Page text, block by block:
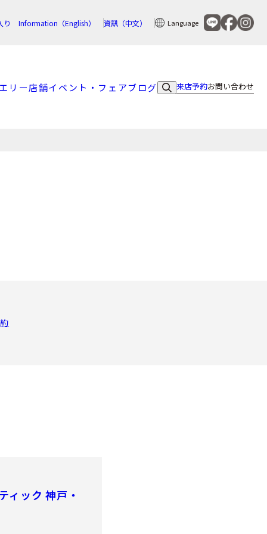
り Information（English） 資訊（中文） Language
リー店舗イベント・フェアブログ 来店予約お問い合わせ
ィック 神戸・